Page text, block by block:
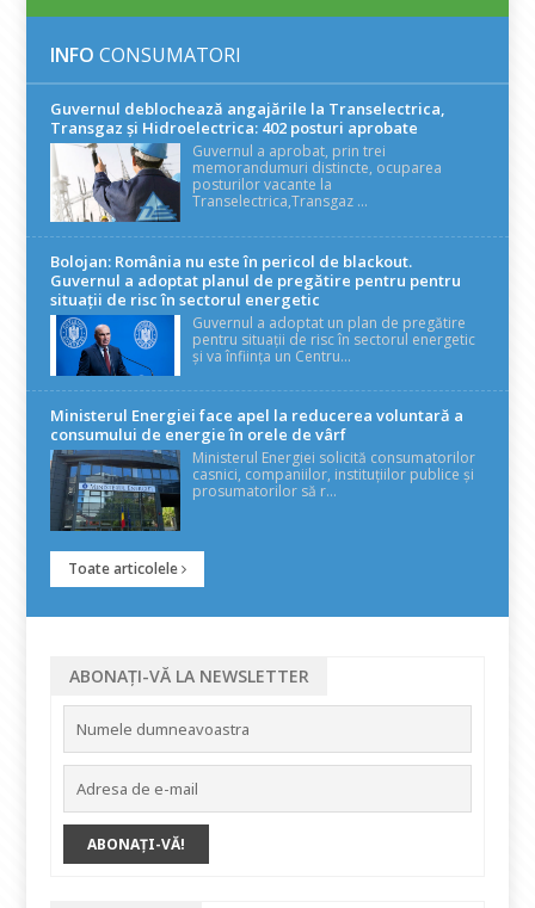
INFO CONSUMATORI
Guvernul deblochează angajările la Transelectrica,
Transgaz și Hidroelectrica: 402 posturi aprobate
Guvernul a aprobat, prin trei
memorandumuri distincte, ocuparea
posturilor vacante la
Transelectrica,Transgaz ...
Bolojan: România nu este în pericol de blackout.
Guvernul a adoptat planul de pregătire pentru pentru
situații de risc în sectorul energetic
Guvernul a adoptat un plan de pregătire
pentru situații de risc în sectorul energetic
și va înființa un Centru...
Ministerul Energiei face apel la reducerea voluntară a
consumului de energie în orele de vârf
Ministerul Energiei solicită consumatorilor
casnici, companiilor, instituțiilor publice și
prosumatorilor să r...
Toate articolele
ABONAȚI-VĂ LA NEWSLETTER